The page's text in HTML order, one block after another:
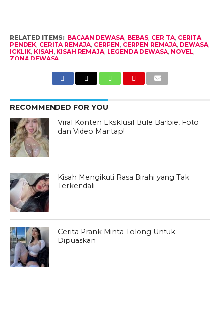
RELATED ITEMS: BACAAN DEWASA, BEBAS, CERITA, CERITA
PENDEK, CERITA REMAJA, CERPEN, CERPEN REMAJA, DEWASA,
ICKLIK, KISAH, KISAH REMAJA, LEGENDA DEWASA, NOVEL,
ZONA DEWASA
RECOMMENDED FOR YOU
Viral Konten Eksklusif Bule Barbie, Foto
dan Video Mantap!
Kisah Mengikuti Rasa Birahi yang Tak
Terkendali
Cerita Prank Minta Tolong Untuk
Dipuaskan